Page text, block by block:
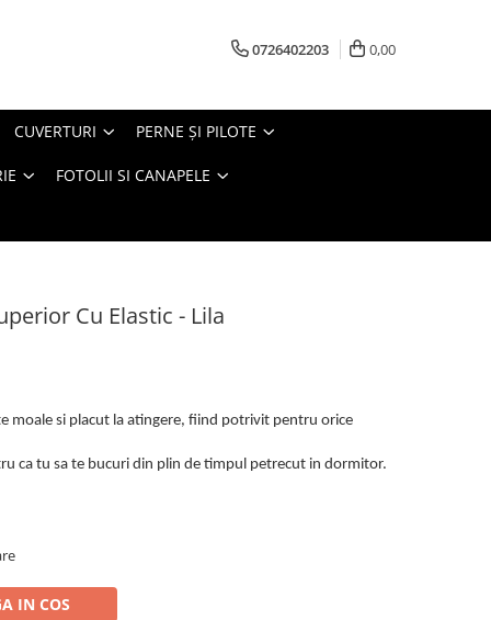
0726402203 0,00
CUVERTURI PERNE ŞI PILOTE
FOTOLII SI CANAPELE
Cu Elastic - Lila
moale si placut la atingere, fiind potrivit pentru orice
ca tu sa te bucuri din plin de timpul petrecut in dormitor.
IN COS